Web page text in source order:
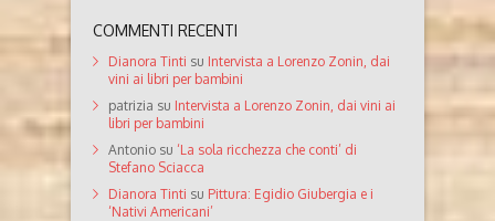
COMMENTI RECENTI
Dianora Tinti su Intervista a Lorenzo Zonin, dai
vini ai libri per bambini
patrizia su Intervista a Lorenzo Zonin, dai vini ai
libri per bambini
Antonio su ‘La sola ricchezza che conti’ di
Stefano Sciacca
Dianora Tinti su Pittura: Egidio Giubergia e i
‘Nativi Americani’